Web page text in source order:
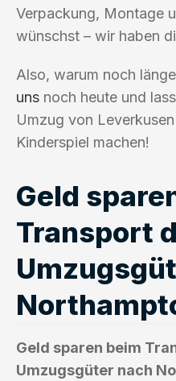
Verpackung, Montage
wünschst – wir haben
Also, warum noch
uns noch heute und
Umzug von
Kinderspiel machen!
Geld
Transport
Geld sparen beim
Umzugsgüter nach